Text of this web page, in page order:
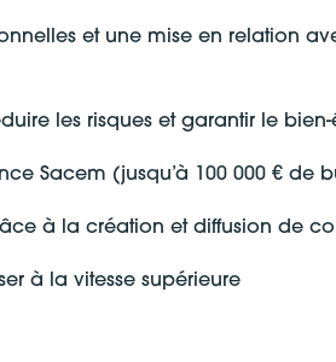
et une mise en relation
les risques et garantir le
Sacem (jusqu’à 100 000 € de
à la création et diffusion de
à la vitesse supérieure